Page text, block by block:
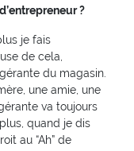
?
je fais
de cela,
du magasin.
une amie, une
va toujours
quand je dis
au “Ah” de